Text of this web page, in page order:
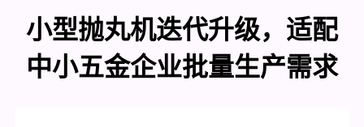
小型抛丸机迭代升级，适配
中小五金企业批量生产需求